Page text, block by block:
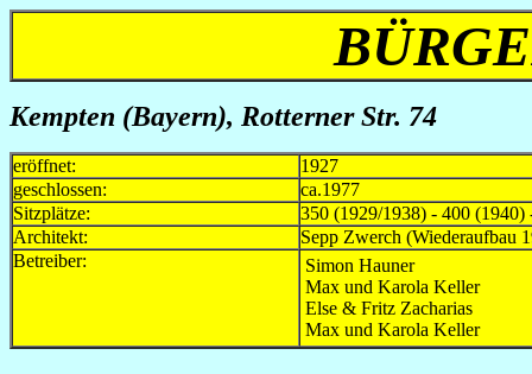
Kempten (Bayern), Rotterner Str. 74
eröffnet:
1927
geschlossen:
ca.1977
Sitzplätze:
350 (1929/1938) - 400
Architekt:
Sepp Zwerch (Wiederaufbau
Betreiber:
Simon Hauner
Max und Karola Keller
Else & Fritz Zacharias
Max und Karola Keller